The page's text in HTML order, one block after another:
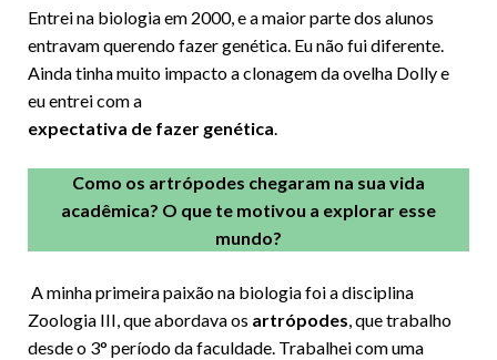
Entrei na biologia em 2000, e a maior parte dos alunos
entravam querendo fazer genética. Eu não fui diferente.
Ainda tinha muito impacto a clonagem da ovelha Dolly e
eu entrei com a
expectativa de fazer genética.
Como os artrópodes chegaram na sua vida
acadêmica? O que te motivou a explorar esse
mundo?
A minha primeira paixão na biologia foi a disciplina
Zoologia III, que abordava os artrópodes, que trabalho
desde o 3° período da faculdade. Trabalhei com uma